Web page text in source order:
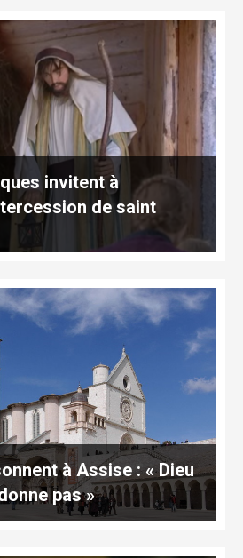
invitent à
de saint
à Assise : « Dieu
pas »